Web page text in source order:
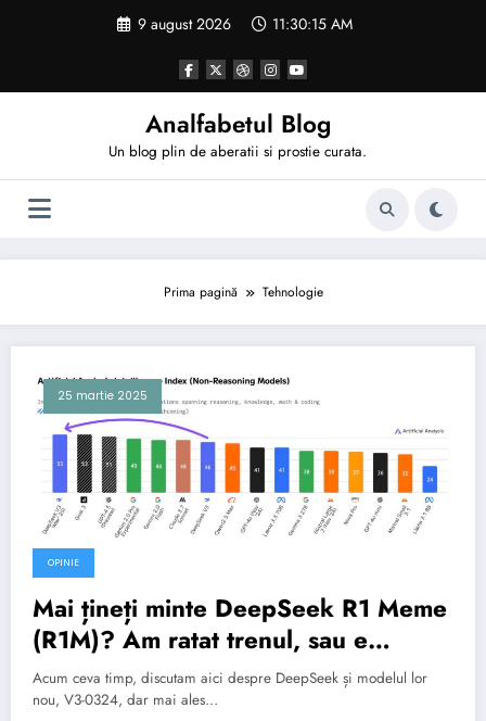
9 august 2026 11:30:15 AM
Analfabetul Blog
Un blog plin de aberatii si prostie curata.
Prima pagină Tehnologie
25 martie 2025
OPINIE
Mai țineți minte DeepSeek R1 Meme
(R1M)? Am ratat trenul, sau e
momentul să ne urcăm? + O palmă
Chinezească peste fața Vestului?
Acum ceva timp, discutam aici despre DeepSeek și modelul lor
nou, V3-0324, dar mai ales…